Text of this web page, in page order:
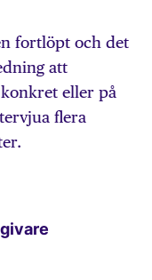
fortlöpt och det
att
eller på
flera